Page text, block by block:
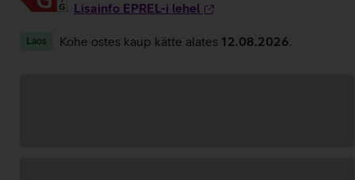
Lisainfo EPREL-i lehel
Laos Kohe ostes kaup kätte alates 12.08.2026